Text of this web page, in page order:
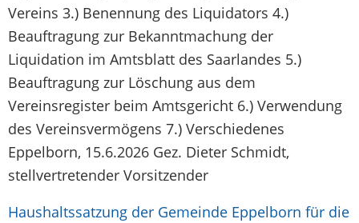
Vereins 3.) Benennung des Liquidators 4.)
Beauftragung zur Bekanntmachung der
Liquidation im Amtsblatt des Saarlandes 5.)
Beauftragung zur Löschung aus dem
Vereinsregister beim Amtsgericht 6.) Verwendung
des Vereinsvermögens 7.) Verschiedenes
Eppelborn, 15.6.2026 Gez. Dieter Schmidt,
stellvertretender Vorsitzender
Haushaltssatzung der Gemeinde Eppelborn für die